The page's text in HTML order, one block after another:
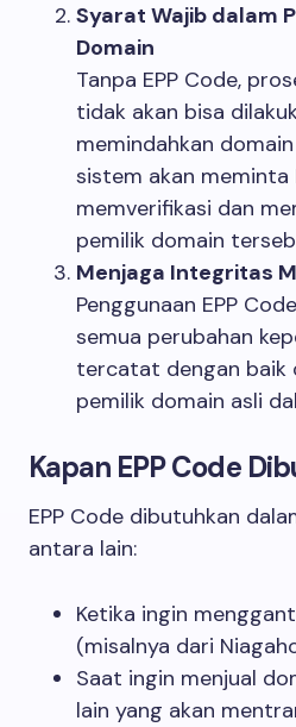
Syarat Wajib dalam
Domain
Tanpa EPP Code,
tidak akan bisa
memindahkan
sistem akan meminta
memverifikasi dan
pemilik domain
Menjaga Integritas
Penggunaan EPP
semua perubahan
tercatat dengan baik
pemilik domain asli
Kapan EPP Code
EPP Code dibutuhkan
antara lain:
Ketika ingin
(misalnya dari
Saat ingin menjual
lain yang akan